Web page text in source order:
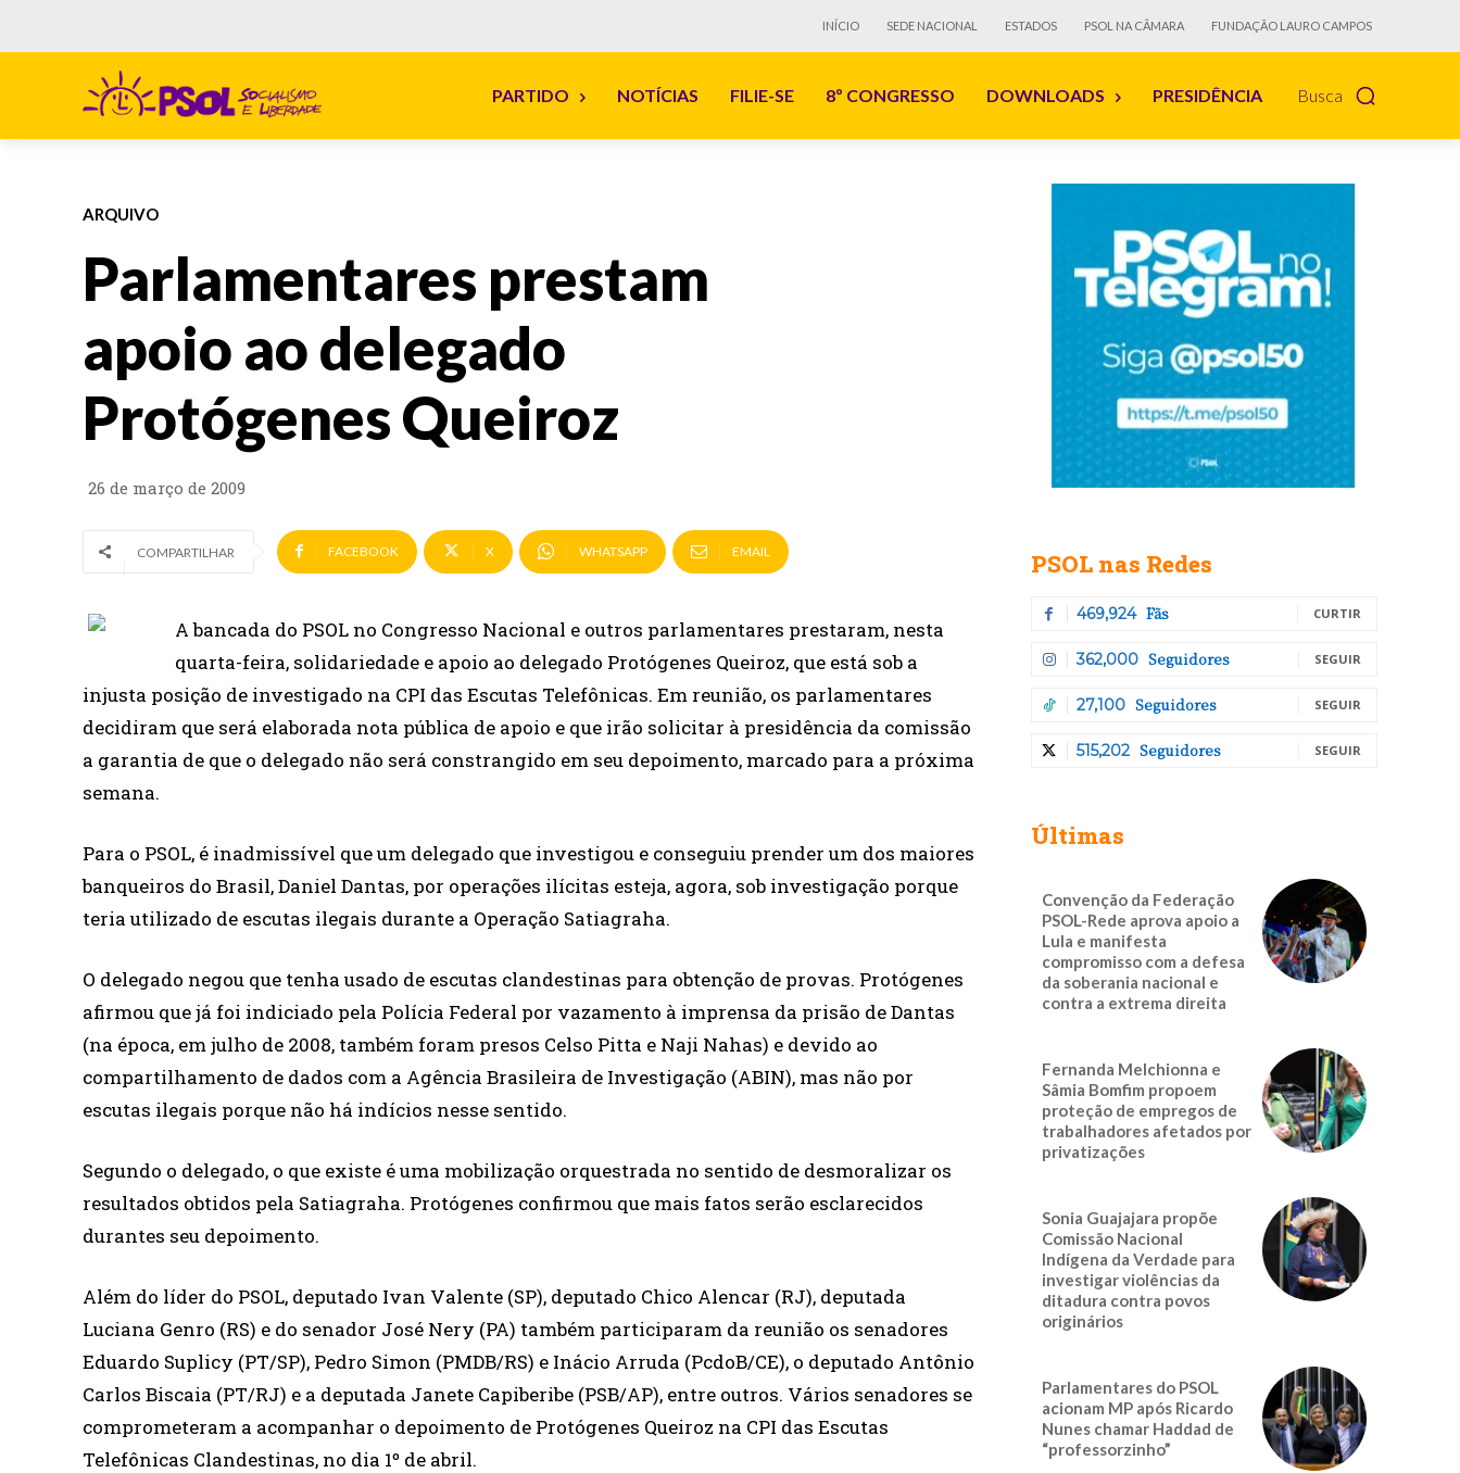
INÍCIO SEDE NACIONAL ESTADOS PSOL NA CÂMARA FUNDAÇÃO LAURO CAMPOS
Busca
PARTIDO NOTÍCIAS FILIE-SE 8º CONGRESSO DOWNLOADS PRESIDÊNCIA
ARQUIVO
Parlamentares prestam
apoio ao delegado
Protógenes Queiroz
26 de março de 2009
COMPARTILHAR FACEBOOK X WHATSAPP EMAIL
A bancada do PSOL no Congresso Nacional e outros parlamentares prestaram, nesta
quarta-feira, solidariedade e apoio ao delegado Protógenes Queiroz, que está sob a
injusta posição de investigado na CPI das Escutas Telefônicas. Em reunião, os parlamentares
decidiram que será elaborada nota pública de apoio e que irão solicitar à presidência da comissão
a garantia de que o delegado não será constrangido em seu depoimento, marcado para a próxima
semana.
Para o PSOL, é inadmissível que um delegado que investigou e conseguiu prender um dos maiores
banqueiros do Brasil, Daniel Dantas, por operações ilícitas esteja, agora, sob investigação porque
teria utilizado de escutas ilegais durante a Operação Satiagraha.
O delegado negou que tenha usado de escutas clandestinas para obtenção de provas. Protógenes
afirmou que já foi indiciado pela Polícia Federal por vazamento à imprensa da prisão de Dantas
(na época, em julho de 2008, também foram presos Celso Pitta e Naji Nahas) e devido ao
compartilhamento de dados com a Agência Brasileira de Investigação (ABIN), mas não por
escutas ilegais porque não há indícios nesse sentido.
Segundo o delegado, o que existe é uma mobilização orquestrada no sentido de desmoralizar os
resultados obtidos pela Satiagraha. Protógenes confirmou que mais fatos serão esclarecidos
durantes seu depoimento.
Além do líder do PSOL, deputado Ivan Valente (SP), deputado Chico Alencar (RJ), deputada
Luciana Genro (RS) e do senador José Nery (PA) também participaram da reunião os senadores
Eduardo Suplicy (PT/SP), Pedro Simon (PMDB/RS) e Inácio Arruda (PcdoB/CE), o deputado Antônio
Carlos Biscaia (PT/RJ) e a deputada Janete Capiberibe (PSB/AP), entre outros. Vários senadores se
comprometeram a acompanhar o depoimento de Protógenes Queiroz na CPI das Escutas
Telefônicas Clandestinas, no dia 1º de abril.
PSOL nas Redes
469,924 Fãs CURTIR
362,000 Seguidores SEGUIR
27,100 Seguidores SEGUIR
515,202 Seguidores SEGUIR
Últimas
Convenção da Federação
PSOL-Rede aprova apoio a
Lula e manifesta
compromisso com a defesa
da soberania nacional e
contra a extrema direita
Fernanda Melchionna e
Sâmia Bomfim propoem
proteção de empregos de
trabalhadores afetados por
privatizações
Sonia Guajajara propõe
Comissão Nacional
Indígena da Verdade para
investigar violências da
ditadura contra povos
originários
Parlamentares do PSOL
acionam MP após Ricardo
Nunes chamar Haddad de
“professorzinho”